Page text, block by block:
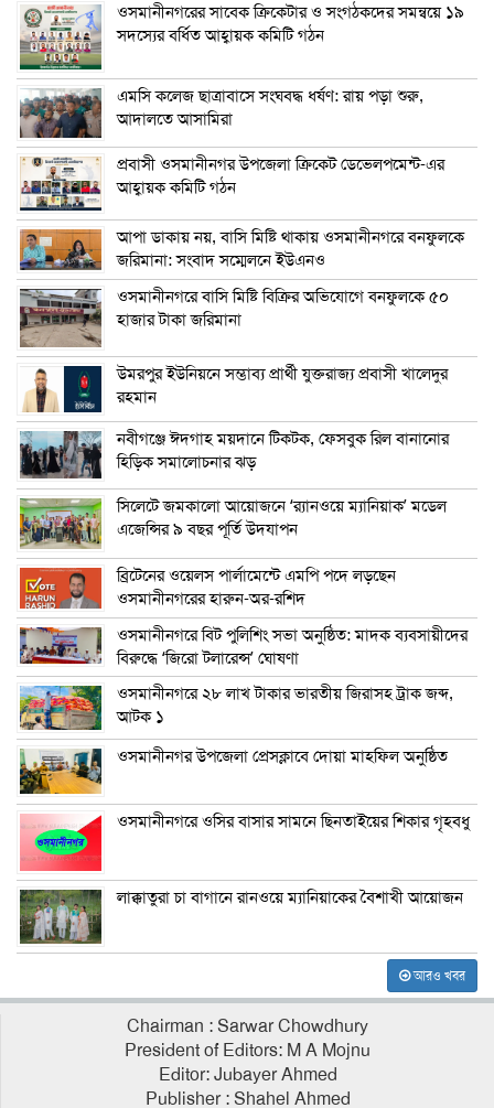
ওসমানীনগরের সাবেক ক্রিকেটার ও সংগঠকদের সমন্বয়ে ১৯
সদস্যের বর্ধিত আহ্বায়ক কমিটি গঠন
এম‌সি কলেজ ছাত্রাবাসে সংঘবদ্ধ ধর্ষণ: রায় পড়া শুরু,
আদালতে আসামিরা
প্রবাসী ওসমানীনগর উপজেলা ক্রিকেট ডেভেলপমেন্ট-এর
আহ্বায়ক কমিটি গঠন
আপা ডাকায় নয়, বাসি মিষ্টি থাকায় ওসমানীনগরে বনফুলকে
জরিমানা: সংবাদ সম্মেলনে ইউএনও
ওসমানীনগরে বাসি মিষ্টি বিক্রির অভিযোগে বনফুলকে ৫০
হাজার টাকা জরিমানা
উমরপুর ইউনিয়নে সম্ভাব্য প্রার্থী যুক্তরাজ্য প্রবাসী খালেদুর
রহমান
নবীগঞ্জে ঈদগাহ ময়দানে টিকটক, ফেসবুক রিল বানানোর
হিড়িক সমালোচনার ঝড়
সিলেটে জমকালো আয়োজনে ‘র‍্যানওয়ে ম্যানিয়াক’ মডেল
এজেন্সির ৯ বছর পূর্তি উদযাপন
ব্রিটেনের ওয়েলস পার্লামেন্টে এমপি পদে লড়ছেন
ওসমানীনগরের হারুন-অর-রশিদ
ওসমানীনগরে বিট পুলিশিং সভা অনুষ্ঠিত: মাদক ব্যবসায়ীদের
বিরুদ্ধে ‘জিরো টলারেন্স’ ঘোষণা
ওসমানীনগরে ২৮ লাখ টাকার ভারতীয় জিরাসহ ট্রাক জব্দ,
আটক ১
ওসমানীনগর উপজেলা প্রেসক্লাবে দোয়া মাহফিল অনুষ্ঠিত
ওসমানীনগরে ওসির বাসার সামনে ছিনতাইয়ের শিকার গৃহবধু
লাক্কাতুরা চা বাগানে রানওয়ে ম্যানিয়াকের বৈশাখী আয়োজন
আরও খবর
Chairman : Sarwar Chowdhury
President of Editors: M A Mojnu
Editor: Jubayer Ahmed
Publisher : Shahel Ahmed